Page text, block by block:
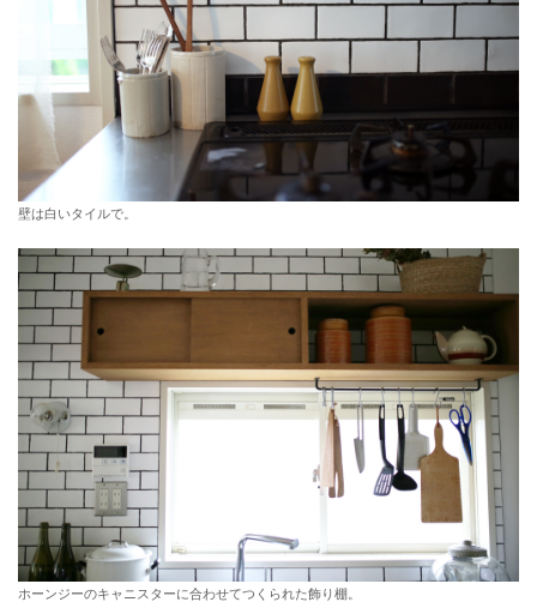
壁は白いタイルで。
ホーンジーのキャニスターに合わせてつくられた飾り棚。